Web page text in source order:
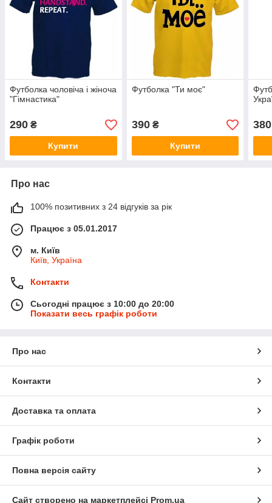
Футболка чоловіча і жіноча
"Гімнастика"
290 ₴
Купити
Футболка "Ти моє"
390₴
Купити
380
Про нас
100% позитивних з 24 відгуків за рік
Працює з 05.01.2017
м. Київ
Київ, Україна
Контакти
Сьогодні працює з 10:00 до 20:00
Показати весь графік роботи
Про нас
Контакти
Доставка та оплата
Графік роботи
Повна версія сайту
Сайт створено на маркетплейсі Prom.ua